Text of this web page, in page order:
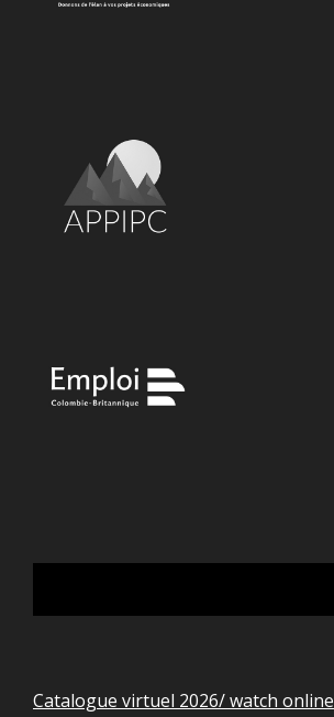
Search
Catalogue virtuel 2026/ watch online